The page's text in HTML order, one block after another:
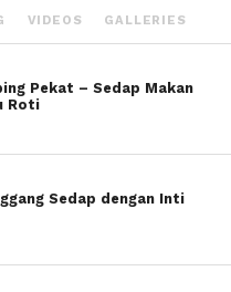
VIDEOS GALLERIES
Pekat – Sedap Makan
Roti
Sedap dengan Inti